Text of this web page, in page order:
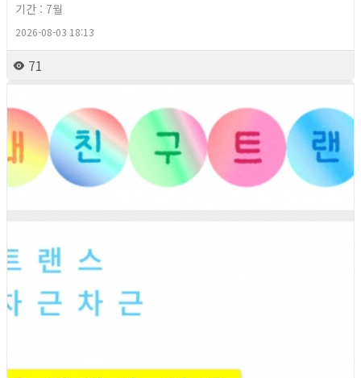
기간 : 7월
2026-08-03 18:13
71